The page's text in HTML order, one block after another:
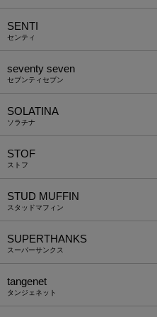
SENTI
センティ
seventy seven
セブンティセブン
SOLATINA
ソラチナ
STOF
ストフ
STUD MUFFIN
スタッドマフィン
SUPERTHANKS
スーパーサンクス
tangenet
タンジェネット